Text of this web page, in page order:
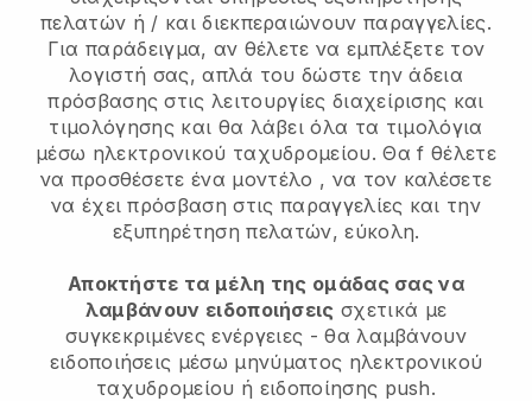
πελατών ή / και διεκπεραιώνουν παραγγελίες.
Για παράδειγμα, αν θέλετε να εμπλέξετε τον
λογιστή σας, απλά του δώστε την άδεια
πρόσβασης στις λειτουργίες διαχείρισης και
τιμολόγησης και θα λάβει όλα τα τιμολόγια
μέσω ηλεκτρονικού ταχυδρομείου. Θαf θέλετε
να προσθέσετε ένα μοντέλο , να τον καλέσετε
να έχει πρόσβαση στις παραγγελίες και την
εξυπηρέτηση πελατών, εύκολη.
Αποκτήστε τα μέλη της ομάδας σας να
λαμβάνουν ειδοποιήσεις σχετικά με
συγκεκριμένες ενέργειες - θα λαμβάνουν
ειδοποιήσεις μέσω μηνύματος ηλεκτρονικού
ταχυδρομείου ή ειδοποίησης push.